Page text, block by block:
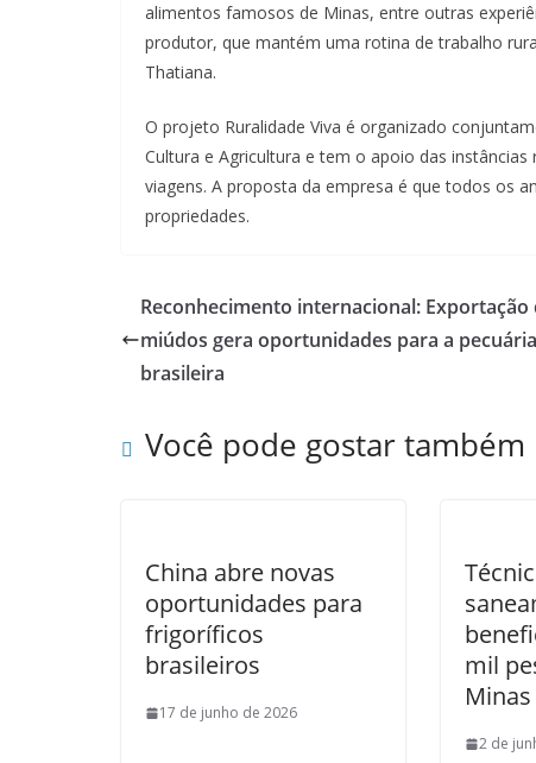
alimentos famosos de Minas, entre outras
produtor, que mantém uma rotina de trabalho
Thatiana.
O projeto Ruralidade Viva é organizado
Cultura e Agricultura e tem o apoio das
viagens. A proposta da empresa é que todos os
propriedades.
Reconhecimento internacional: Exportação
miúdos gera oportunidades para a pecuária
brasileira
Você pode gostar também
China abre novas
oportunidades para
frigoríficos
brasileiros
17 de junho de 2026
mil
Minas
2 de